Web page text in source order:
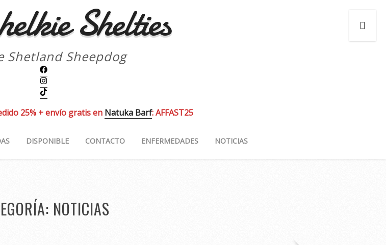
Shelties
Shetland Sheepdog
25% + envío gratis en Natuka Barf: AFFAST25
DISPONIBLE CONTACTO ENFERMEDADES NOTICIAS
NOTICIAS